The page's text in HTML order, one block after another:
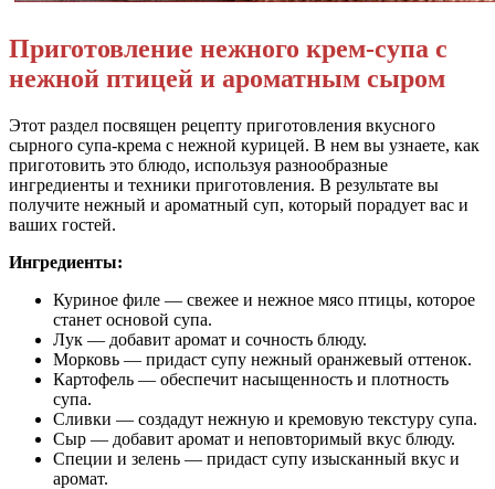
Приготовление нежного крем-супа с
нежной птицей и ароматным сыром
Этот раздел посвящен рецепту приготовления вкусного
сырного супа-крема с нежной курицей. В нем вы узнаете, как
приготовить это блюдо, используя разнообразные
ингредиенты и техники приготовления. В результате вы
получите нежный и ароматный суп, который порадует вас и
ваших гостей.
Ингредиенты:
Куриное филе — свежее и нежное мясо птицы, которое
станет основой супа.
Лук — добавит аромат и сочность блюду.
Морковь — придаст супу нежный оранжевый оттенок.
Картофель — обеспечит насыщенность и плотность
супа.
Сливки — создадут нежную и кремовую текстуру супа.
Сыр — добавит аромат и неповторимый вкус блюду.
Специи и зелень — придаст супу изысканный вкус и
аромат.